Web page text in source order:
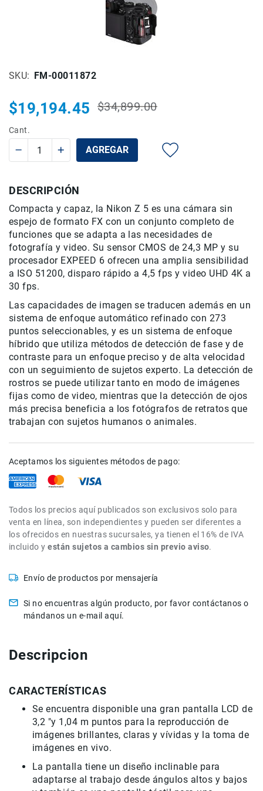
Rieles
Sliders
Campo
Viewfinders
Cuidados
y
Focus
Accesorios
de
acción
Sistemas
de
Kits
Videolamparas
Switcheras
de
video
Cine
Cinema
Lentes
para
Monitores
Camaras
Cine
Kits
Accesorios
Cámaras
Mirrorless
Reflex
(DSLR)
Fullframe
Lentes
APS-
C
Fullframe
Mirrorless
DSLR
Accesorios
SKU FM-00011872
Cant.
AGREGAR
Precio
$34,899.00
Precio
especial
$19,194.45
DESCRIPCIÓN
Compacta y capaz, la Nikon Z 5 es una cámara sin
espejo de formato FX con un conjunto completo de
funciones que se adapta a las necesidades de
fotografía y video. Su sensor CMOS de 24,3 MP y su
procesador EXPEED 6 ofrecen una amplia sensibilidad
a ISO 51200, disparo rápido a 4,5 fps y video UHD 4K a
30 fps.
Las capacidades de imagen se traducen además en un
sistema de enfoque automático refinado con 273
puntos seleccionables, y es un sistema de enfoque
híbrido que utiliza métodos de detección de fase y de
contraste para un enfoque preciso y de alta velocidad
con un seguimiento de sujetos experto. La detección de
rostros se puede utilizar tanto en modo de imágenes
fijas como de video, mientras que la detección de ojos
más precisa beneficia a los fotógrafos de retratos que
trabajan con sujetos humanos o animales.
Aceptamos los siguientes métodos de pago:
Todos los precios aquí publicados son exclusivos solo para
venta en línea, son independientes y pueden ser diferentes a
los ofrecidos en nuestras sucursales, ya tienen el 16% de IVA
incluido yestán sujetos a cambios sin previo aviso.
Envío de productos por mensajería
Si no encuentras algún producto, por favor contáctanos o
mándanos un e-mail aquí.
Descripcion
CARACTERÍSTICAS
Se encuentra disponible una gran pantalla LCD de
3,2 "y 1,04 m puntos para la reproducción de
imágenes brillantes, claras y vívidas y la toma de
imágenes en vivo.
La pantalla tiene un diseño inclinable para
adaptarse al trabajo desde ángulos altos y bajos